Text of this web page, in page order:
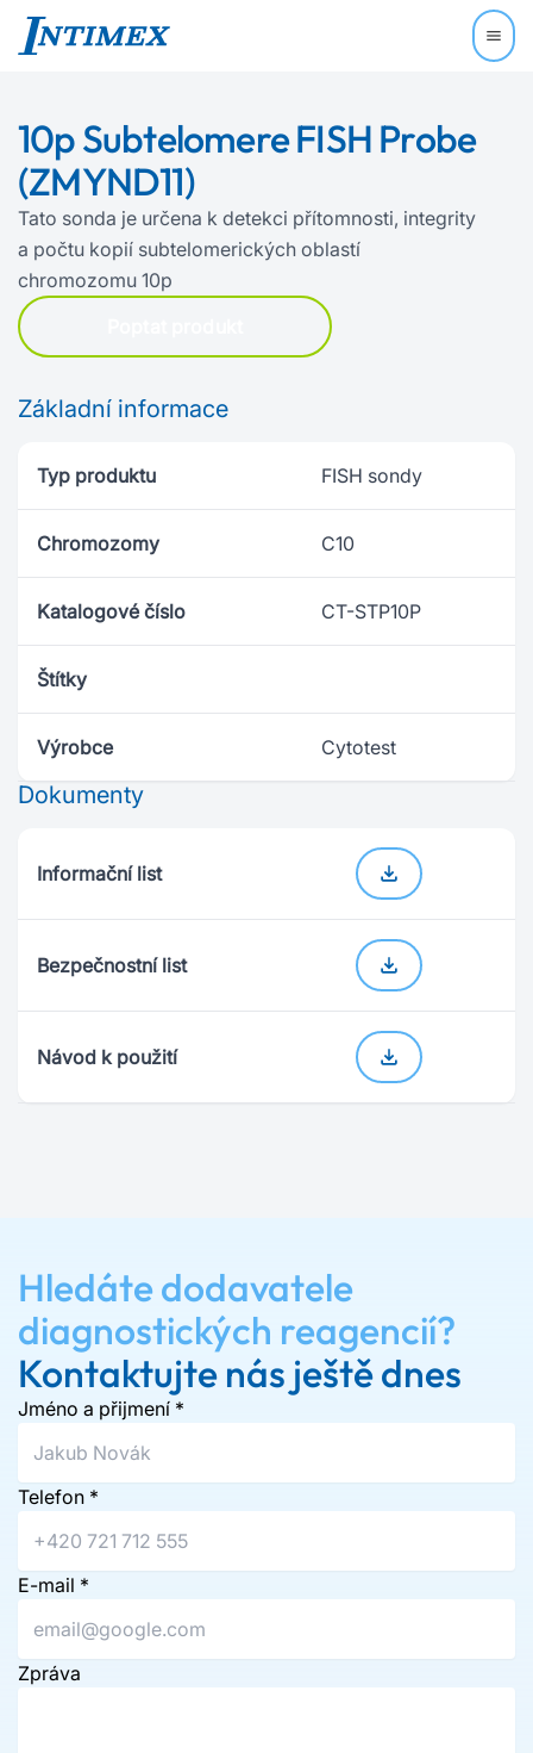
10p Subtelomere FISH Probe
(ZMYND11)
Tato sonda je určena k detekci přítomnosti, integrity
a počtu kopií subtelomerických oblastí
chromozomu 10p
Základní informace
Typ produktu FISH sondy
Chromozomy C10
Katalogové číslo CT-STP10P
Štítky
Výrobce Cytotest
Dokumenty
Informační list
Bezpečnostní list
Návod k použití
Hledáte dodavatele
diagnostických reagencií?
Kontaktujte nás ještě dnes
Jméno a přijmení *
Telefon *
E-mail *
Zpráva